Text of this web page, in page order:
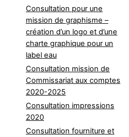
Consultation pour une
mission de graphisme –
création d’un logo et d’une
charte graphique pour un
label eau
Consultation mission de
Commissariat aux comptes
2020-2025
Consultation impressions
2020
Consultation fourniture et